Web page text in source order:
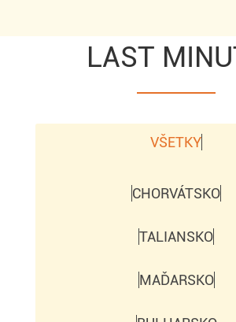
LAST
VŠETKY
CHORVÁTSKO
TALIANSKO
MAĎARSKO